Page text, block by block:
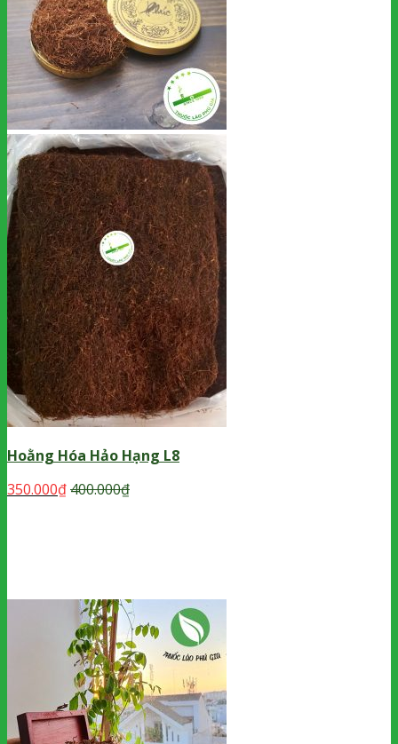
Hoằng Hóa Hảo Hạng L8
350.000₫400.000₫